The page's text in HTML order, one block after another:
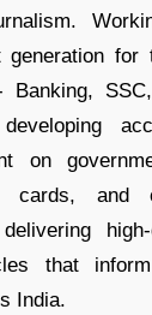
generation
on
cards, and
that
India.